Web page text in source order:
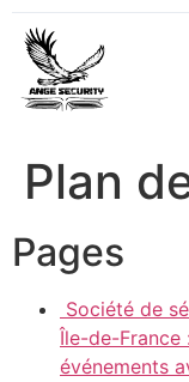
Plan
Pages
Société de
Île-de-France
événements